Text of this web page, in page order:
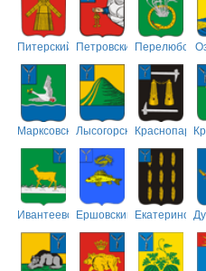
Питерский ПетровскийПерелюбский
МарксовскийЛысогорский
ИвантеевскийЕршовский